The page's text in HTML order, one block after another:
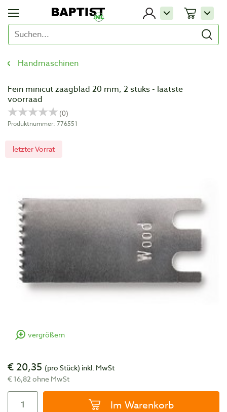
Handmaschinen
Fein minicut zaagblad 20 mm, 2 stuks - laatste
voorraad
Produktnummer: 776551
letzter Vorrat
vergrößern
€ 20,35 (pro Stück) inkl. MwSt
€ 16,82 ohne MwSt
Im Warenkorb